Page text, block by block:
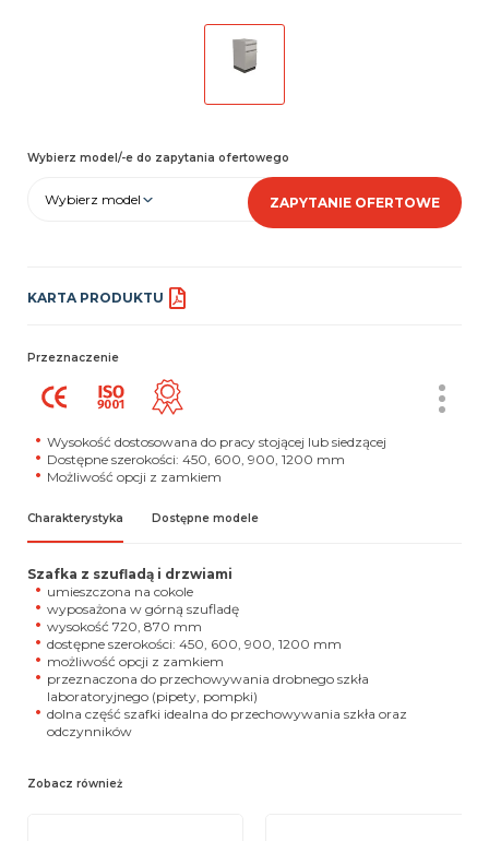
Wybierz model/-e do zapytania ofertowego
Wybierz model ZAPYTANIE OFERTOWE
KARTA PRODUKTU
Przeznaczenie
Wysokość dostosowana do pracy stojącej lub siedzącej
Dostępne szerokości: 450, 600, 900, 1200 mm
Możliwość opcji z zamkiem
Charakterystyka Dostępne modele
Szafka z szufladą i drzwiami
umieszczona na cokole
wyposażona w górną szufladę
wysokość 720, 870 mm
dostępne szerokości: 450, 600, 900, 1200 mm
możliwość opcji z zamkiem
przeznaczona do przechowywania drobnego szkła
laboratoryjnego (pipety, pompki)
dolna część szafki idealna do przechowywania szkła oraz
odczynników
Zobacz również